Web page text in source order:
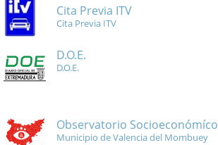
Cita Previa ITV
Cita Previa ITV
D.O.E.
D.O.E.
Observatorio Socioeconómíco
Municipio de Valencia del Mombuey